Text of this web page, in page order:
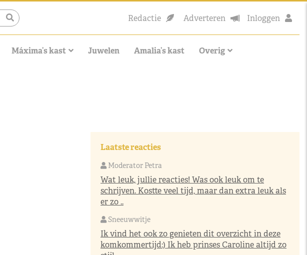
Redactie Adverteren Inloggen
Máxima’s kast Juwelen Amalia’s kast Overig
Laatste reacties
Moderator Petra
Wat leuk, jullie reacties! Was ook leuk om te
schrijven. Kostte veel tijd, maar dan extra leuk als
er zo ..
Sneeuwwitje
Ik vind het ook zo genieten dit overzicht in deze
komkommertijd:) Ik heb prinses Caroline altijd zo